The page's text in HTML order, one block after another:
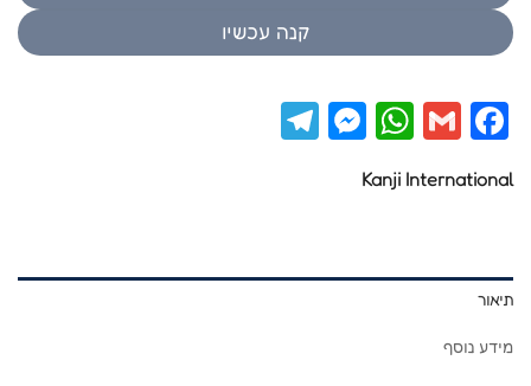
קנה עכשיו
Facebook
Gmail
WhatsApp
Messenger
Kanji International
תיאור
מידע נוסף